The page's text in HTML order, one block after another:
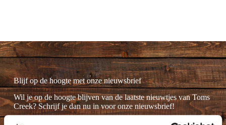
Blijf op de hoogte met onze nieuwsbrief
Wil je op de hoogte blijven van de laatste nieuwtjes van Toms
Creek? Schrijf je dan nu in voor onze nieuwsbrief!